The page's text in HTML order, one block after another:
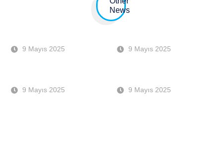
News
9 Mayıs 2025
9 Mayıs 2025
9 Mayıs 2025
9 Mayıs 2025